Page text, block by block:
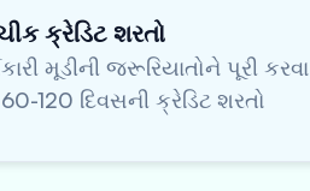
ક્રેડિટ શરતો
મૂડીની જરૂરિયાતોને પૂરી કરવા
120 દિવસની ક્રેડિટ શરતો